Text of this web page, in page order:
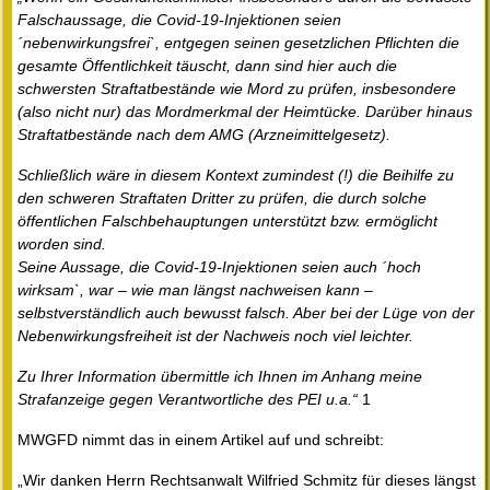
Falschaussage, die Covid-19-Injektionen seien
´nebenwirkungsfrei`, entgegen seinen gesetzlichen Pflichten die
gesamte Öffentlichkeit täuscht, dann sind hier auch die
schwersten Straftatbestände wie Mord zu prüfen, insbesondere
(also nicht nur) das Mordmerkmal der Heimtücke. Darüber hinaus
Straftatbestände nach dem AMG (Arzneimittelgesetz).
Schließlich wäre in diesem Kontext zumindest (!) die Beihilfe zu
den schweren Straftaten Dritter zu prüfen, die durch solche
öffentlichen Falschbehauptungen unterstützt bzw. ermöglicht
worden sind.
Seine Aussage, die Covid-19-Injektionen seien auch ´hoch
wirksam`, war – wie man längst nachweisen kann –
selbstverständlich auch bewusst falsch. Aber bei der Lüge von der
Nebenwirkungsfreiheit ist der Nachweis noch viel leichter.
Zu Ihrer Information übermittle ich Ihnen im Anhang meine
Strafanzeige gegen Verantwortliche des PEI u.a.“ 1
MWGFD nimmt das in einem Artikel auf und schreibt:
„Wir danken Herrn Rechtsanwalt Wilfried Schmitz für dieses längst